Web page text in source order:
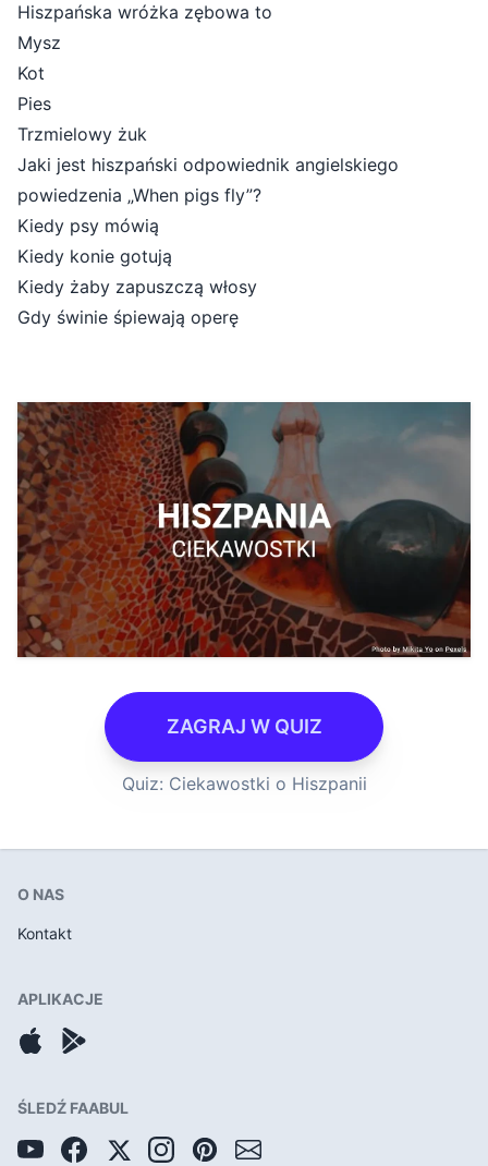
Hiszpańska wróżka zębowa to
Mysz
Kot
Pies
Trzmielowy żuk
Jaki jest hiszpański odpowiednik angielskiego
powiedzenia „When pigs fly”?
Kiedy psy mówią
Kiedy konie gotują
Kiedy żaby zapuszczą włosy
Gdy świnie śpiewają operę
ZAGRAJ W QUIZ
Quiz: Ciekawostki o Hiszpanii
O NAS
Kontakt
APLIKACJE
ŚLEDŹ FAABUL